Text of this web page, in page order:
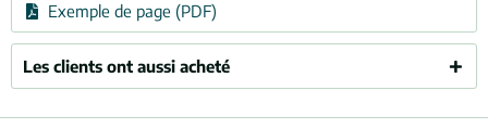
Exemple de page (PDF)
Les clients ont aussi acheté